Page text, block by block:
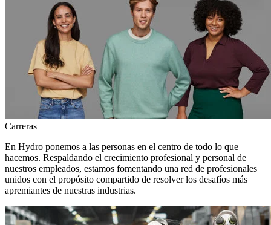
Carreras
En Hydro ponemos a las personas en el centro de todo lo que
hacemos. Respaldando el crecimiento profesional y personal de
nuestros empleados, estamos fomentando una red de profesionales
unidos con el propósito compartido de resolver los desafíos más
apremiantes de nuestras industrias.